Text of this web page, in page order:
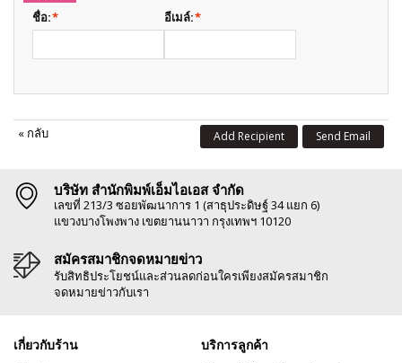
*
ชื่อ: *
อีเมล์:
« กลับ Send Email
Add Recipient
บริษัท สำนักพิมพ์เอ็มไอเอส จำกัด
เลขที่ 213/3 ซอยพัฒนาการ 1 (สาธุประดิษฐ์ 34 แยก 6)
แขวงบางโพงพาง เขตยานนาวา กรุงเทพฯ 10120
สมัครสมาชิกจดหมายข่าว
รับสิทธิประโยชน์และส่วนลดก่อนใครเพียงสมัครสมาชิก
จดหมายข่าวกับเรา
เกี่ยวกับร้าน บริการลูกค้า